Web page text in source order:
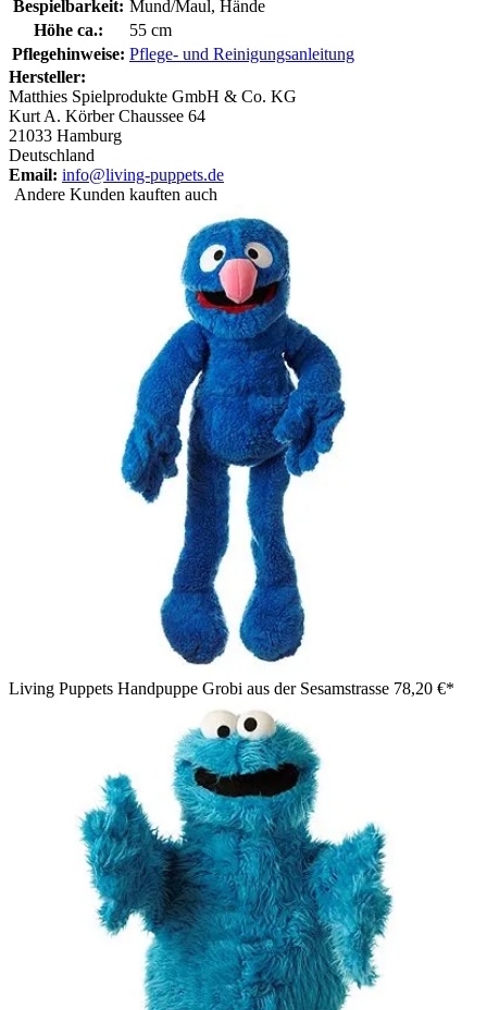
Bespielbarkeit: Mund/Maul, Hände
Höhe ca.:
55 cm
Pflegehinweise: Pflege- und Reinigungsanleitung
Hersteller:
Matthies Spielprodukte GmbH & Co. KG
Kurt A. Körber Chaussee 64
21033 Hamburg
Deutschland
Email: info@living-puppets.de
Andere Kunden kauften auch
Living Puppets Handpuppe Grobi aus der Sesamstrasse 78,20 €*